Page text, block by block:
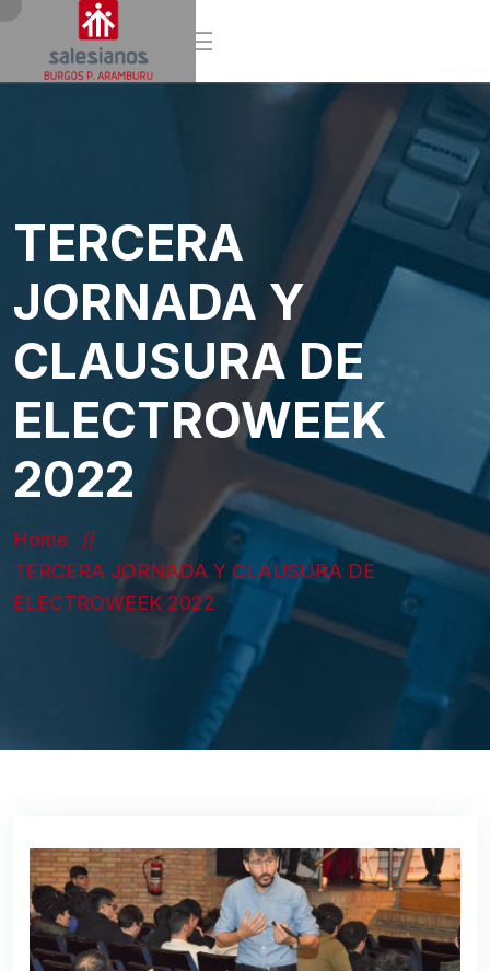
TERCERA
JORNADA Y
CLAUSURA DE
ELECTROWEEK
2022
Home
TERCERA JORNADA Y CLAUSURA DE
ELECTROWEEK 2022